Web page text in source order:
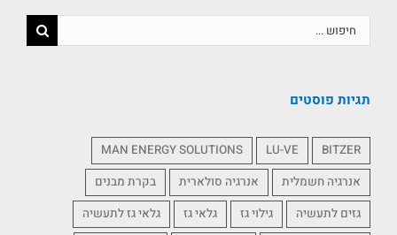
תגיות פוסטים
BITZER
LU-VE
MAN ENERGY SOLUTIONS
אנרגיה חשמלית
אנרגיה סולארית
בקרת מבנים
גזים לתעשיה
גילוי גז גלאי גז
גלאי גז לתעשיה